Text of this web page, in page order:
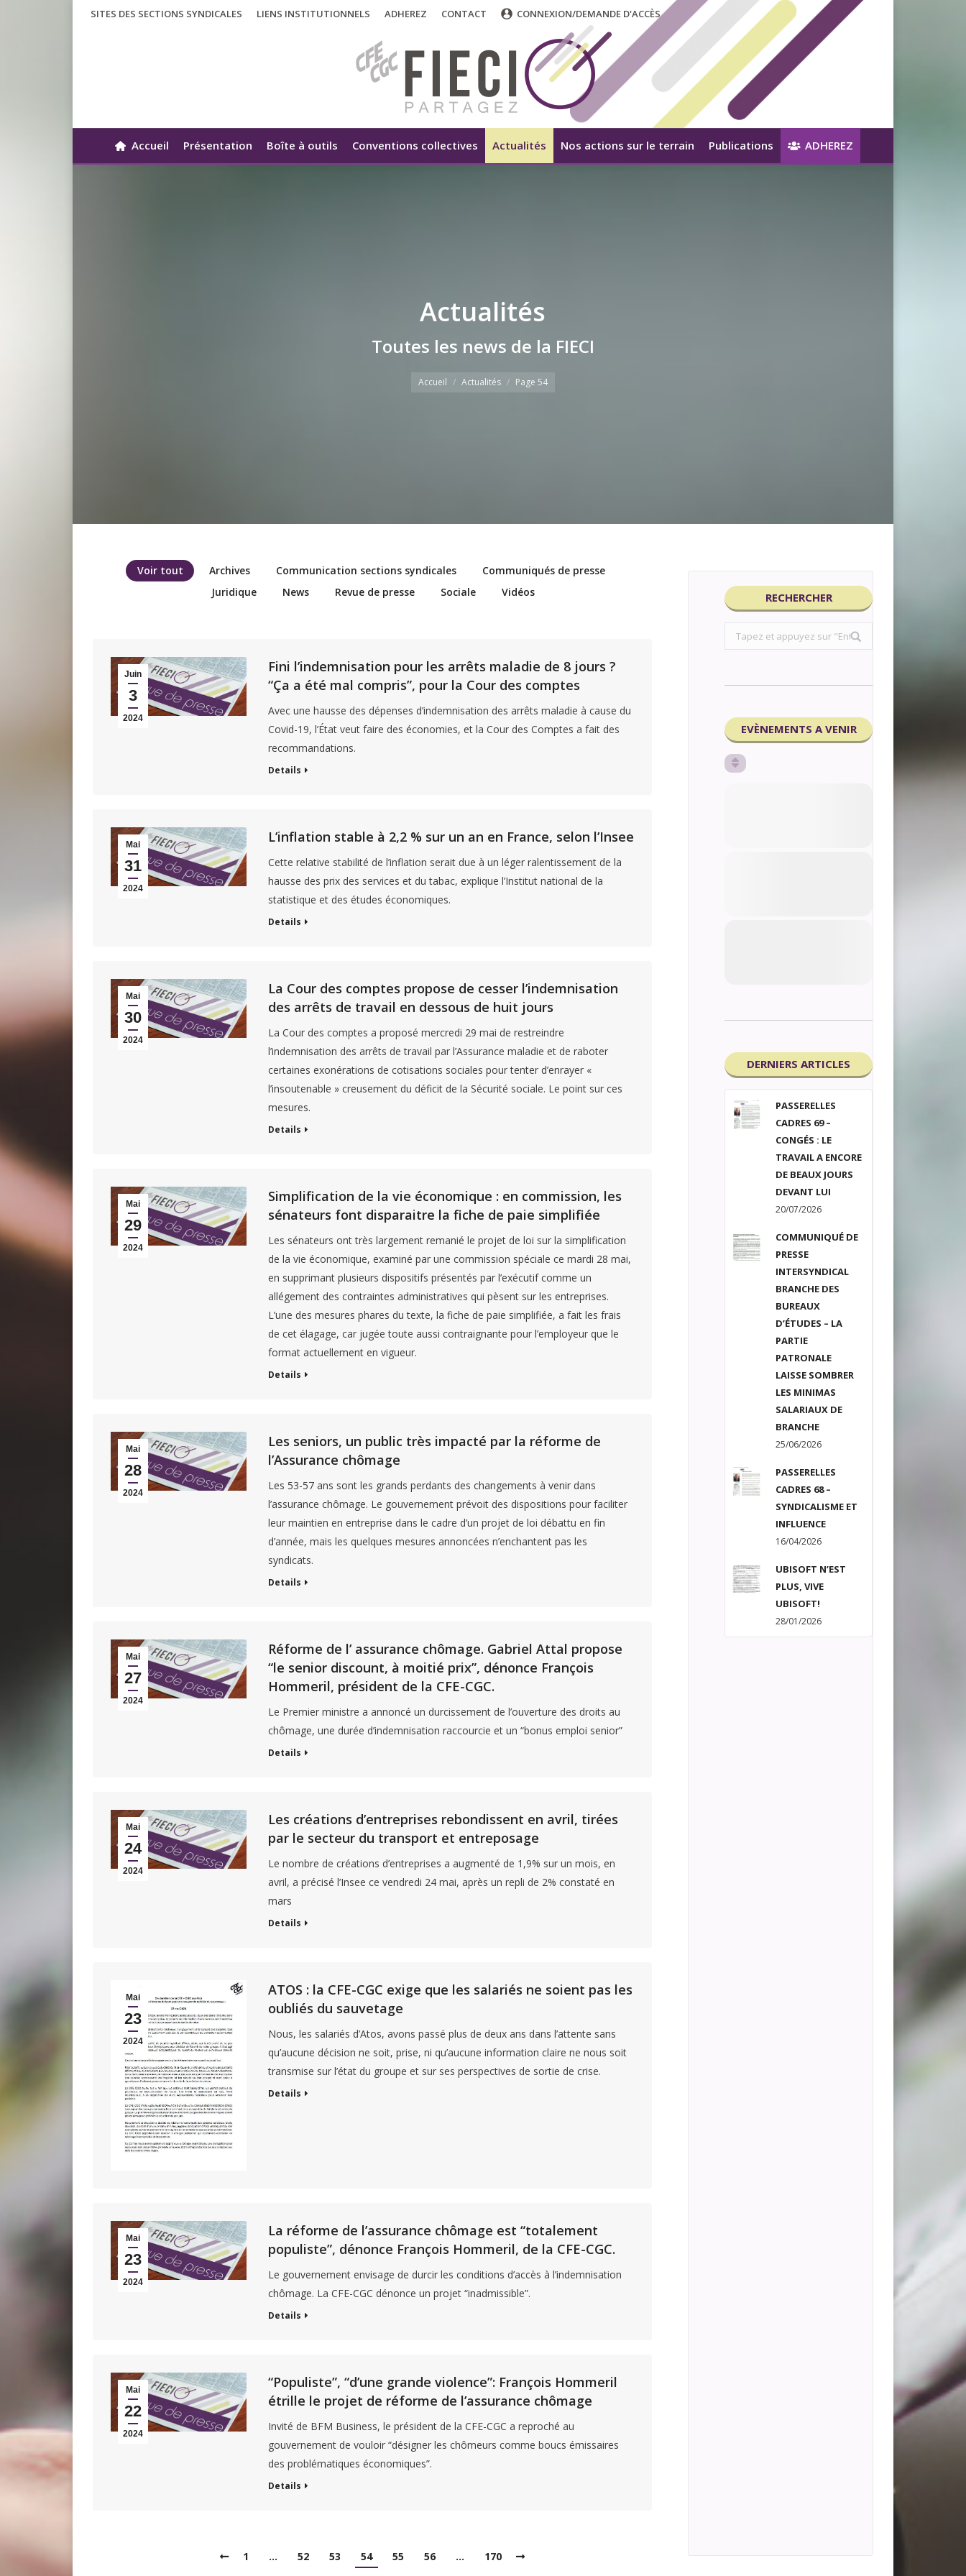
SITES DES SECTIONS SYNDICALES LIENS INSTITUTIONNELS ADHEREZ CONTACT CONNEXION/DEMANDE D'ACCÈS
Accueil Présentation Boîte à outils Conventions collectives Actualités Nos actions sur le terrain Publications ADHEREZ
Actualités
Toutes les news de la FIECI
Vous êtes ici
Accueil Actualités Page 54
Voir tout Archives Communication sections syndicales
Communiqués de presse
Juridique
News Revue de presse Sociale Vidéos
Juin
3
2024
Fini l’indemnisation pour les arrêts maladie de 8 jours ?
“Ça a été mal compris”, pour la Cour des comptes
Avec une hausse des dépenses d’indemnisation des arrêts maladie à cause du
Covid-19, l’État veut faire des économies, et la Cour des Comptes a fait des
recommandations.
Details
Mai
31
2024
L’inflation stable à 2,2 % sur un an en France, selon l’Insee
Cette relative stabilité de l’inflation serait due à un léger ralentissement de la
hausse des prix des services et du tabac, explique l’Institut national de la
statistique et des études économiques.
Details
Mai
30
2024
La Cour des comptes propose de cesser l’indemnisation
des arrêts de travail en dessous de huit jours
La Cour des comptes a proposé mercredi 29 mai de restreindre
l’indemnisation des arrêts de travail par l’Assurance maladie et de raboter
certaines exonérations de cotisations sociales pour tenter d’enrayer «
l’insoutenable » creusement du déficit de la Sécurité sociale. Le point sur ces
mesures.
Details
Mai
29
2024
Simplification de la vie économique : en commission, les
sénateurs font disparaitre la fiche de paie simplifiée
Les sénateurs ont très largement remanié le projet de loi sur la simplification
de la vie économique, examiné par une commission spéciale ce mardi 28 mai,
en supprimant plusieurs dispositifs présentés par l’exécutif comme un
allégement des contraintes administratives qui pèsent sur les entreprises.
L’une des mesures phares du texte, la fiche de paie simplifiée, a fait les frais
de cet élagage, car jugée toute aussi contraignante pour l’employeur que le
format actuellement en vigueur.
Details
Mai
28
2024
Les seniors, un public très impacté par la réforme de
l’Assurance chômage
Les 53-57 ans sont les grands perdants des changements à venir dans
l’assurance chômage. Le gouvernement prévoit des dispositions pour faciliter
leur maintien en entreprise dans le cadre d’un projet de loi débattu en fin
d’année, mais les quelques mesures annoncées n’enchantent pas les
syndicats.
Details
Mai
27
2024
Réforme de l’ assurance chômage. Gabriel Attal propose
“le senior discount, à moitié prix”, dénonce François
Hommeril, président de la CFE-CGC.
Le Premier ministre a annoncé un durcissement de l’ouverture des droits au
chômage, une durée d’indemnisation raccourcie et un “bonus emploi senior”
Details
Mai
24
2024
Les créations d’entreprises rebondissent en avril, tirées
par le secteur du transport et entreposage
Le nombre de créations d’entreprises a augmenté de 1,9% sur un mois, en
avril, a précisé l’Insee ce vendredi 24 mai, après un repli de 2% constaté en
mars
Details
Mai
23
2024
ATOS : la CFE-CGC exige que les salariés ne soient pas les
oubliés du sauvetage
Nous, les salariés d’Atos, avons passé plus de deux ans dans l’attente sans
qu’aucune décision ne soit, prise, ni qu’aucune information claire ne nous soit
transmise sur l’état du groupe et sur ses perspectives de sortie de crise.
Details
Mai
23
2024
La réforme de l’assurance chômage est “totalement
populiste”, dénonce François Hommeril, de la CFE-CGC.
Le gouvernement envisage de durcir les conditions d’accès à l’indemnisation
chômage. La CFE-CGC dénonce un projet “inadmissible”.
Details
Mai
22
2024
“Populiste”, “d’une grande violence”: François Hommeril
étrille le projet de réforme de l’assurance chômage
Invité de BFM Business, le président de la CFE-CGC a reproché au
gouvernement de vouloir “désigner les chômeurs comme boucs émissaires
des problématiques économiques”.
Details
1 … 52 53 54 55 56 … 170
RECHERCHER
Search:
EVÈNEMENTS A VENIR
DERNIERS ARTICLES
PASSERELLES
CADRES 69 –
CONGÉS : LE
TRAVAIL A ENCORE
DE BEAUX JOURS
DEVANT LUI
20/07/2026
COMMUNIQUÉ DE
PRESSE
INTERSYNDICAL
BRANCHE DES
BUREAUX
D’ÉTUDES – LA
PARTIE
PATRONALE
LAISSE SOMBRER
LES MINIMAS
SALARIAUX DE
BRANCHE
25/06/2026
PASSERELLES
CADRES 68 –
SYNDICALISME ET
INFLUENCE
16/04/2026
UBISOFT N’EST
PLUS, VIVE
UBISOFT!
28/01/2026